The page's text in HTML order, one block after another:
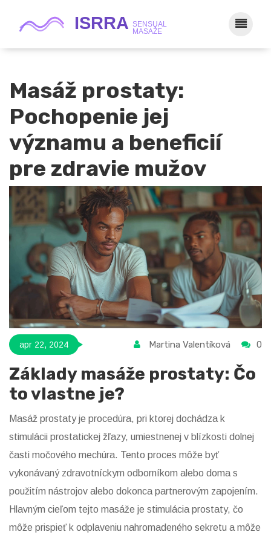
Masáž prostaty:
Pochopenie jej
významu a beneficií
pre zdravie mužov
apr 22, 2024 Martina Valentíková 0
Základy masáže prostaty: Čo
to vlastne je?
Masáž prostaty je procedúra, pri ktorej dochádza k
stimulácii prostatickej žľazy, umiestnenej v blízkosti dolnej
časti močového mechúra. Tento proces môže byť
vykonávaný zdravotníckym odborníkom alebo doma s
použitím nástrojov alebo dokonca partnerovým zapojením.
Hlavným cieľom tejto masáže je stimulácia prostaty, čo
môže prispieť k odplaveniu nahromadeného sekretu a môže